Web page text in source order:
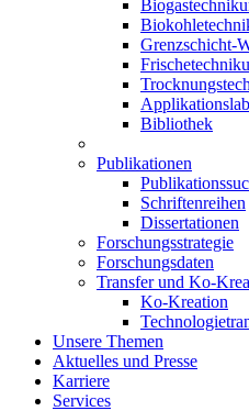
Grenzschicht-
Bibliothek
Publikationen
Schriftenreihen
Dissertationen
Forschungsstrategie
Forschungsdaten
Transfer und Ko-
Ko-Kreation
Unsere Themen
Aktuelles und Presse
Karriere
Services